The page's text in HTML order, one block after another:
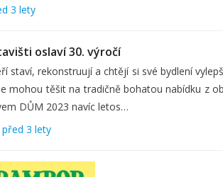
3 lety
oslaví 30. výročí
staví, rekonstruují a chtějí si své bydlení
mohou těšit na tradičně bohatou nabídku z
DŮM 2023 navíc letos…
před 3 lety